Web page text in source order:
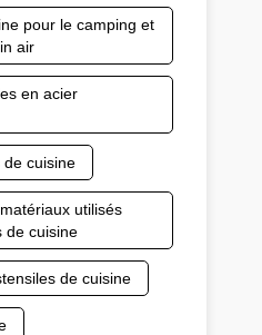
pour le camping et
air
en acier
de cuisine
utilisés
de cuisine
de cuisine